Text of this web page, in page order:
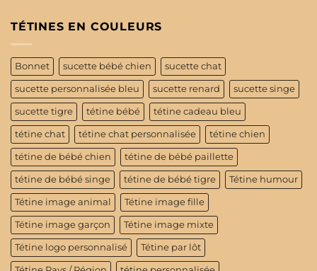
TÉTINES EN COULEURS
Bonnet sucette bébé chien sucette chat
sucette personnalisée bleu sucette renard sucette singe
sucette tigre tétine bébé tétine cadeau bleu
tétine chat tétine chat personnalisée tétine chien
tétine de bébé chien tétine de bébé paillette
tétine de bébé singe tétine de bébé tigre Tétine humour
Tétine image animal Tétine image fille
Tétine image garçon Tétine image mixte
Tétine logo personnalisé Tétine par lôt